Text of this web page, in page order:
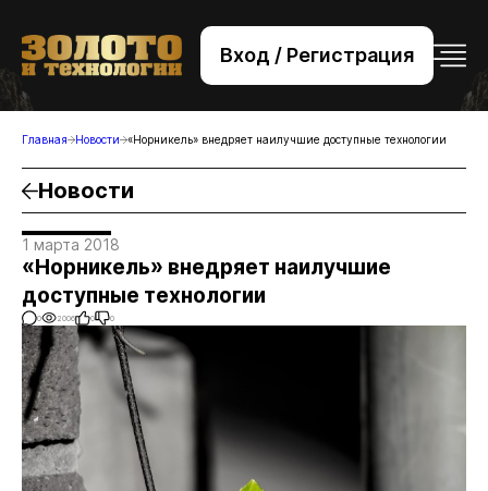
Вход / Регистрация
+7 (495) 221-76-32
bsv@zolteh.ru
Главная Новости «Норникель» внедряет наилучшие доступные технологии
Новости
1 марта 2018
«Норникель» внедряет наилучшие
доступные технологии
0 2006 0 0